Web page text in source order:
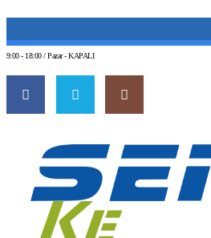
9:00 - 18:00 / Pazar - KAPALI